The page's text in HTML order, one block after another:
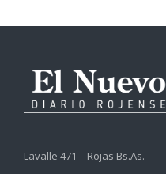
Lavalle 471 – Rojas Bs.As.